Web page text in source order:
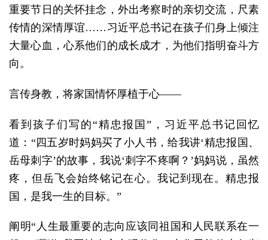
重要节日的关怀挂念，外出考察时的亲切交流，尺素
传情的深情厚谊……习近平总书记在孩子们身上倾注
大量心血，心系他们的成长成才，为他们指明奋斗方
向。
言传身教，将家国情怀厚植于心——
看到孩子们写的“精忠报国”，习近平总书记回忆
道：“四五岁时妈妈买了小人书，给我讲‘精忠报国、
岳母刺字’的故事，我说‘刺字不疼啊？’妈妈说，虽然
疼，但岳飞会始终铭记在心。我记到现在。精忠报
国，是我一生的目标。”
阐明“人生最重要的志向应该同祖国和人民联系在一